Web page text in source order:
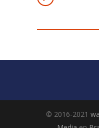
© 2016-2021